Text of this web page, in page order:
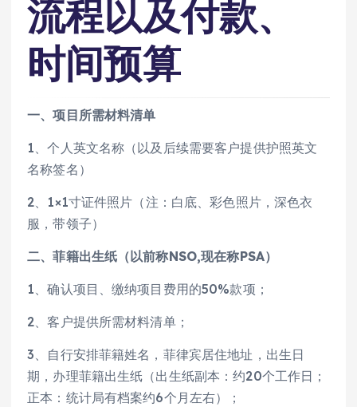
流程以及付款、
时间预算
一、项目所需材料清单
1、个人英文名称（以及后续需要客户提供护照英文
名称签名）
2、1×1寸证件照片（注：白底、彩色照片，深色衣
服，带领子）
二、菲籍出生纸（以前称NSO,现在称PSA）
1、确认项目、缴纳项目费用的50%款项；
2、客户提供所需材料清单；
3、自行安排菲籍姓名，菲律宾居住地址，出生日
期，办理菲籍出生纸（出生纸副本：约20个工作日；
正本：统计局有档案约6个月左右）；